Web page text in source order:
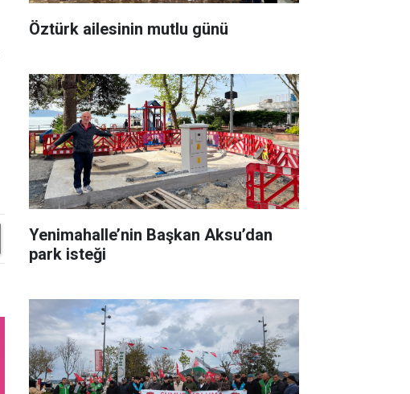
Öztürk ailesinin mutlu günü
Yenimahalle’nin Başkan Aksu’dan
park isteği